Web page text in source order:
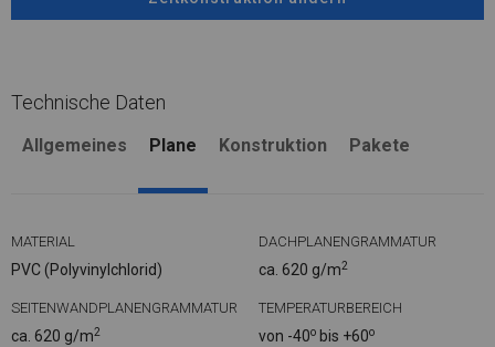
Technische Daten
Allgemeines Plane Konstruktion Pakete
MATERIAL
PVC (Polyvinylchlorid)
DACHPLANENGRAMMATUR
ca. 620 g/m2
SEITENWANDPLANENGRAMMATUR
ca. 620 g/m2
TEMPERATURBEREICH
von -40o bis +60o